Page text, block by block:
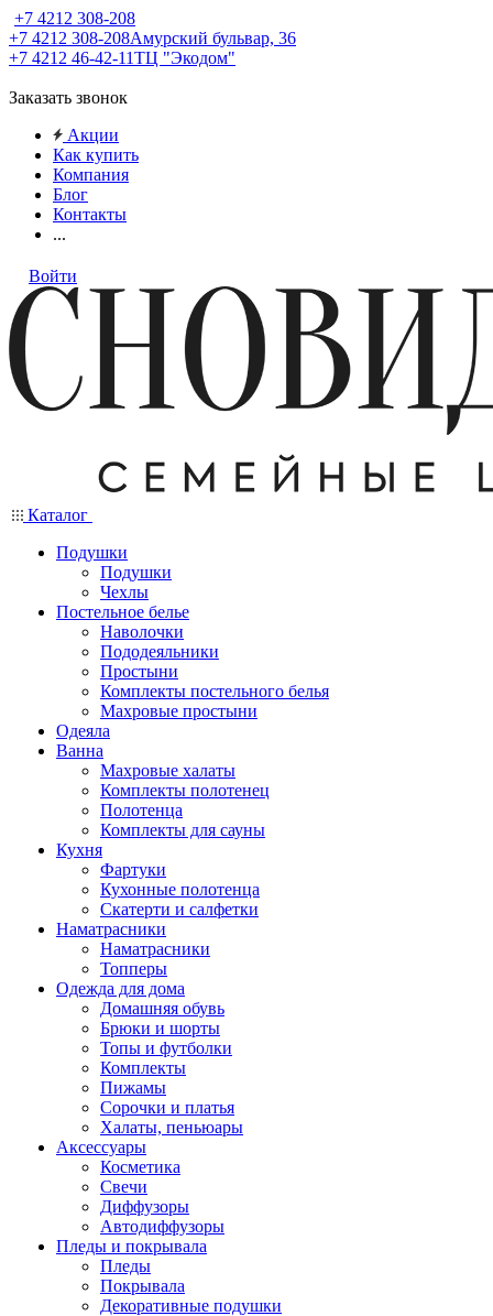
+7 4212 308-208
+7 4212 308-208Амурский бульвар, 36
+7 4212 46-42-11ТЦ "Экодом"
Заказать звонок
Акции
Как купить
Компания
Блог
Контакты
...
Войти
Каталог
Подушки
Подушки
Чехлы
Постельное белье
Наволочки
Пододеяльники
Простыни
Комплекты постельного белья
Махровые простыни
Одеяла
Ванна
Махровые халаты
Комплекты полотенец
Полотенца
Комплекты для сауны
Кухня
Фартуки
Кухонные полотенца
Скатерти и салфетки
Наматрасники
Наматрасники
Топперы
Одежда для дома
Домашняя обувь
Брюки и шорты
Топы и футболки
Комплекты
Пижамы
Сорочки и платья
Халаты, пеньюары
Аксессуары
Косметика
Свечи
Диффузоры
Автодиффузоры
Пледы и покрывала
Пледы
Покрывала
Декоративные подушки